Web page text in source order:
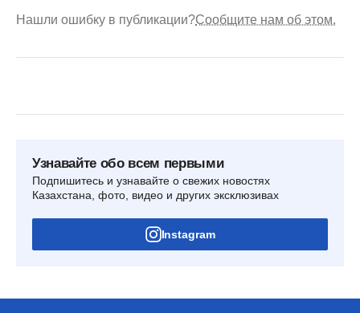
Нашли ошибку в публикации?Сообщите нам об этом.
Узнавайте обо всем первыми
Подпишитесь и узнавайте о свежих новостях
Казахстана, фото, видео и других эксклюзивах
Instagram